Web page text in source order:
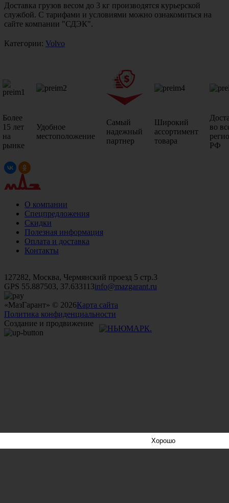
Доставка грузов весом до 3 кг производятся курьерской
службой. С тарифами и условиями можно ознакомиться на
сайте компании "СДЭК".
Категории: Volvo
Более
15 лет
на
рынке
Удобное
местоположение
Самый
надежный
партнер
Широкий
ассортимент
товара
во
РФ
О компании
Спецпредложения
Скидки
Полезная информация
Оплата и доставка
Контакты
127282, Москва, Чермянский проезд 5 стр.3
GPS 55.887503, 37.633113info@mazgarant.ru
«МазГарант» © 2026Карта сайта
Политика конфиденциальности
Создание и продвижение
Хорошо